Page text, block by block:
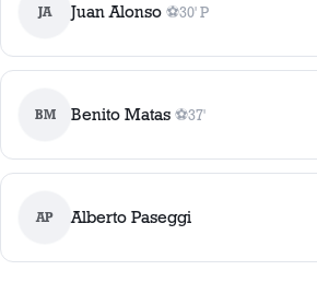
JA Juan Alonso ⚽
1gol , 30' P
30' P
BM Benito Matas ⚽
1gol
37'
AP Alberto Paseggi